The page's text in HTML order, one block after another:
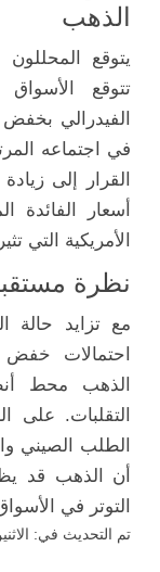
الذهب
يتوقع المحللون
في اجتماعه
القرار إلى
أسعار الفائدة
الأمريكية التي
نظرة
مع تزايد حالة
احتمالات خفض
الذهب محط
التقلبات. على
الطلب الصيني
أن الذهب قد
التوتر في
تم التحديث في: الاثنين, 28 تشرين الأول 2024